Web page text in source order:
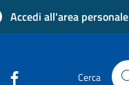
Accedi all'area personale
Cerca